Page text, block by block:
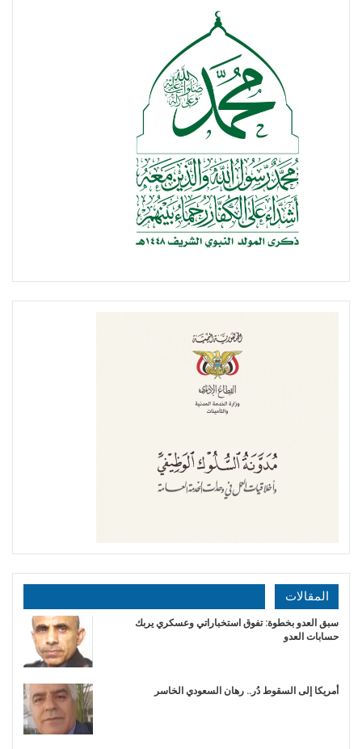
المقالات
سبق العدو بخطوة: تفوق استخباراتي وعسكري يربك
حسابات العدو
أمريكا إلى السقوط دُر.. رهان السعودي الخاسر